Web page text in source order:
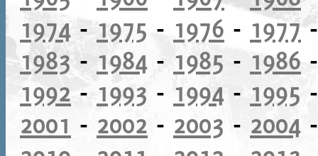
1974 -1975 - 1976 - 1977
1983- 1984 - 1985 - 1986
1992 - 1993 - 1994 - 1995
2001 - 2002 - 2003 - 2004